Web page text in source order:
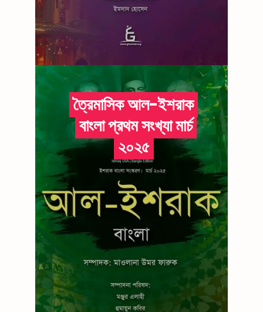
ত্রৈমাসিক আল-ইশরাক
বাংলা প্রথম সংখ্যা মার্চ
২০২৫